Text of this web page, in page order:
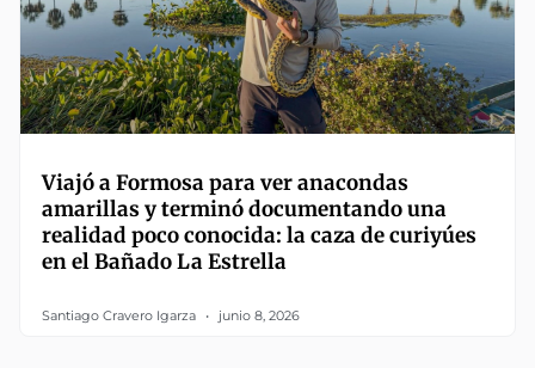
Viajó a Formosa para ver anacondas
amarillas y terminó documentando una
realidad poco conocida: la caza de curiyúes
en el Bañado La Estrella
Santiago Cravero Igarza junio 8, 2026